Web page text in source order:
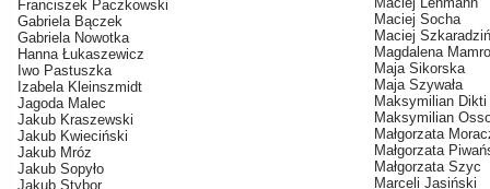
Franciszek Paczkowski
Gabriela Bączek
Gabriela Nowotka
Hanna Łukaszewicz
Iwo Pastuszka
Izabela Kleinszmidt
Jagoda Malec
Jakub Kraszewski
Jakub Kwieciński
Jakub Mróz
Jakub Sopyło
Jakub Stybor
Maciej Socha
Maciej
Magdalena
Maja Sikorska
Maja Szywała
Maksymilian Dikti
Maksymilian
Małgorzata
Małgorzata
Małgorzata Szyc
Marceli Jasiński